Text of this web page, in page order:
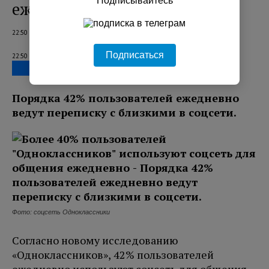
ежедневно
22:50 07.08.2026
22:50 07.08.2026
Порядка 42% пользователей ежедневно
ведут переписку с близкими в соцсети.
Фото: соцсеть Одноклассники
Согласно новому исследованию
«Одноклассников», 42% пользователей
Подписаться